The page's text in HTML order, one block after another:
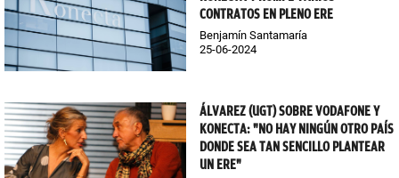
CONTRATOS EN PLENO ERE
Benjamín Santamaría
25-06-2024
ÁLVAREZ (UGT) SOBRE VODAFONE Y
KONECTA: "NO HAY NINGÚN OTRO PAÍS
DONDE SEA TAN SENCILLO PLANTEAR
UN ERE"